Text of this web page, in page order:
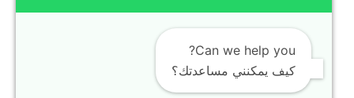
🎥
TikTok
📱
Instagram
📘
Facebook
Can we help you?
كيف يمكنني مساعدتك؟